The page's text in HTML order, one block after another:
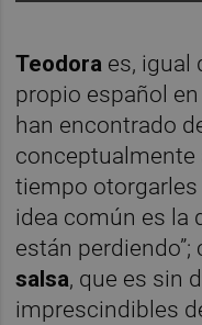
Teodora es, igual
propio español
han encontrado
conceptualmente
tiempo
idea común es la
están perdiendo”;
salsa, que es sin
imprescindibles